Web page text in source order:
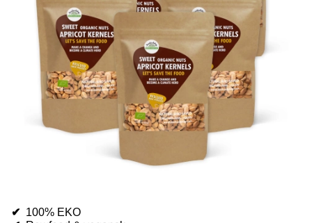
✔ 100% EKO